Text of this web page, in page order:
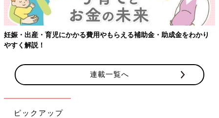
【ワクチン接種できるものも】妊婦の感染症対策、知っておいて！
連載一覧へ
ピックアップ